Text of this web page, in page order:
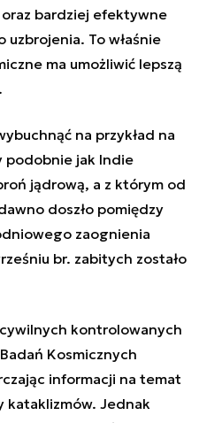
bardziej efektywne
To właśnie
ma umożliwić lepszą
na przykład na
podobnie jak Indie
jądrową, a z którym od
doszło pomiędzy
zaognienia
br. zabitych zostało
kontrolowanych
Kosmicznych
informacji na temat
kataklizmów. Jednak